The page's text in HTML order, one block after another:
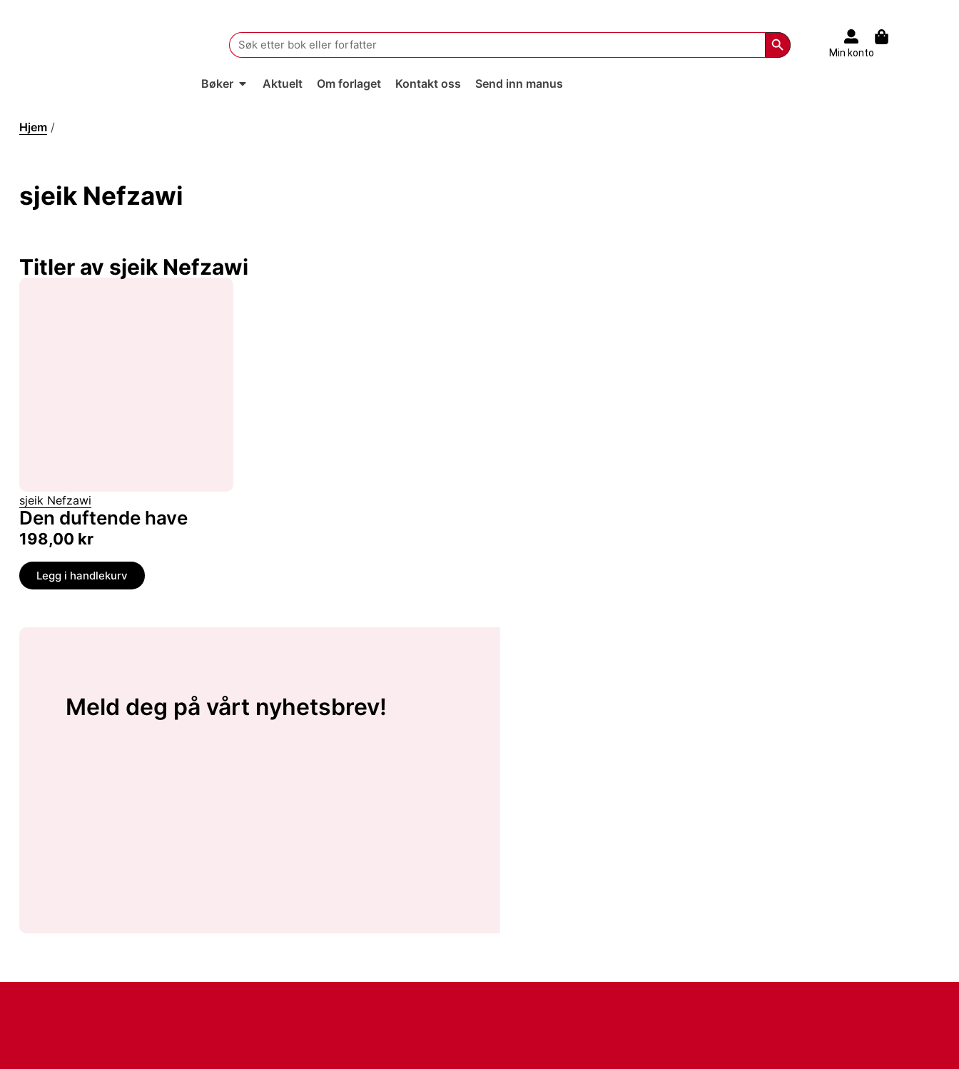
Search
for:
Search Button
Min konto
Bøker Aktuelt Om forlaget Kontakt oss Send inn manus
Hjem /
sjeik Nefzawi
Titler av sjeik Nefzawi
sjeik Nefzawi
Den duftende have
198,00 kr
Legg i handlekurv
Meld deg på vårt nyhetsbrev!